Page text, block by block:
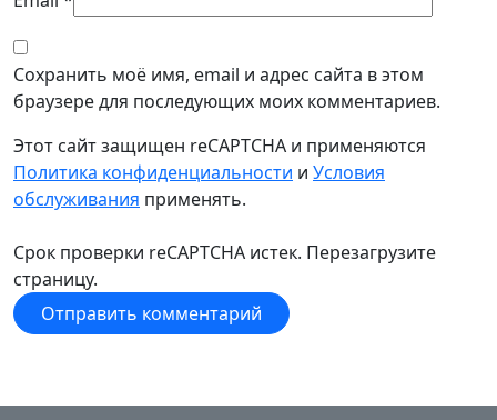
Сохранить моё имя, email и адрес сайта в этом
браузере для последующих моих комментариев.
Этот сайт защищен reCAPTCHA и применяются
Политика конфиденциальности и Условия
обслуживания применять.
Срок проверки reCAPTCHA истек. Перезагрузите
страницу.